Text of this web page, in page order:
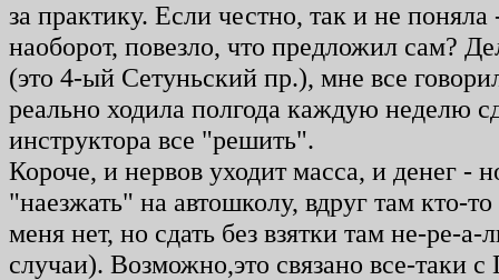
за практику. Если честно, так и не
наоборот, повезло, что предложил сам?
(это 4-ый Сетуньский пр.), мне все
реально ходила полгода каждую неделю
инструктора все "решить".
Короче, и нервов уходит масса, и денег -
"наезжать" на автошколу, вдруг там кто-
меня нет, но сдать без взятки там не-ре-
случаи). Возможно,это связано все-таки